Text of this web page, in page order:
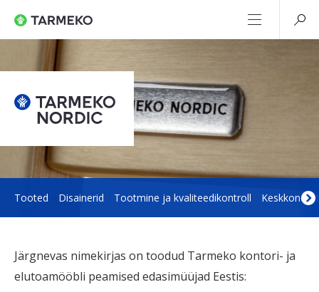
Tooted Disainerid Tootmine ja kvaliteedikontroll Keskkond
Järgnevas nimekirjas on toodud Tarmeko kontori- ja
elutoamööbli peamised edasimüüjad Eestis: